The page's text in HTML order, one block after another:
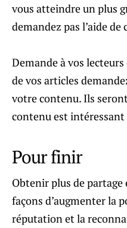
vous atteindre un plus
demandez pas l’aide
Demande à vos lecteurs
de vos articles
votre contenu. Ils
contenu est
Pour finir
Obtenir plus de partage
façons d’augmenter la
réputation et la